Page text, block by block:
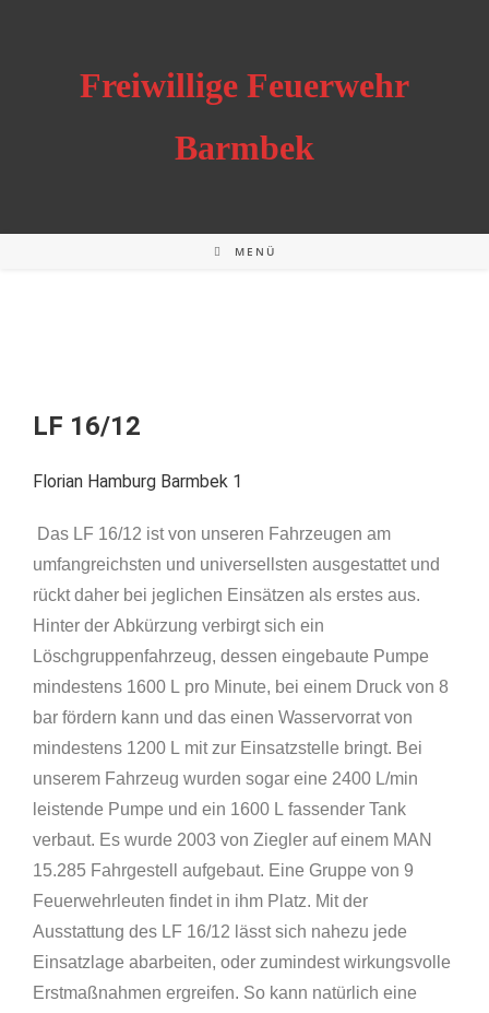
Freiwillige Feuerwehr
Barmbek
MENÜ
LF 16/12
Florian Hamburg Barmbek 1
Das LF 16/12 ist von unseren Fahrzeugen am
umfangreichsten und universellsten ausgestattet und
rückt daher bei jeglichen Einsätzen als erstes aus.
Hinter der Abkürzung verbirgt sich ein
Löschgruppenfahrzeug, dessen eingebaute Pumpe
mindestens 1600 L pro Minute, bei einem Druck von 8
bar fördern kann und das einen Wasservorrat von
mindestens 1200 L mit zur Einsatzstelle bringt. Bei
unserem Fahrzeug wurden sogar eine 2400 L/min
leistende Pumpe und ein 1600 L fassender Tank
verbaut. Es wurde 2003 von Ziegler auf einem MAN
15.285 Fahrgestell aufgebaut. Eine Gruppe von 9
Feuerwehrleuten findet in ihm Platz. Mit der
Ausstattung des LF 16/12 lässt sich nahezu jede
Einsatzlage abarbeiten, oder zumindest wirkungsvolle
Erstmaßnahmen ergreifen. So kann natürlich eine